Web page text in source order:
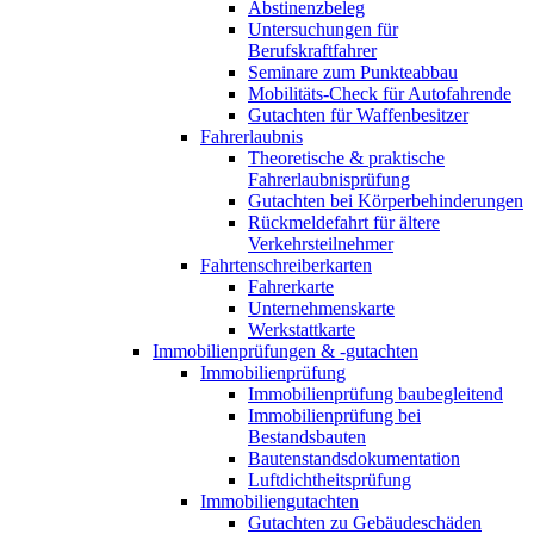
Abstinenzbeleg
Untersuchungen für
Berufskraftfahrer
Seminare zum Punkteabbau
Mobilitäts-Check für Autofahrende
Gutachten für Waffenbesitzer
Fahrerlaubnis
Theoretische & praktische
Fahrerlaubnisprüfung
Gutachten bei Körperbehinderungen
Rückmeldefahrt für ältere
Verkehrsteilnehmer
Fahrtenschreiberkarten
Fahrerkarte
Unternehmenskarte
Werkstattkarte
Immobilienprüfungen & -gutachten
Immobilienprüfung
Immobilienprüfung baubegleitend
Immobilienprüfung bei
Bestandsbauten
Bautenstandsdokumentation
Luftdichtheitsprüfung
Immobiliengutachten
Gutachten zu Gebäudeschäden